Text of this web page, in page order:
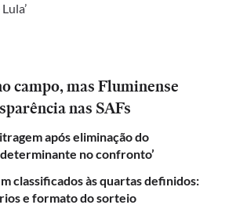
campo, mas Fluminense
nas SAFs
após eliminação do
no confronto’
classificados às quartas definidos:
e formato do sorteio